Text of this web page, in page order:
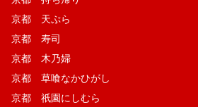
京都 天ぷら
京都 寿司
京都 木乃婦
京都 草喰なかひがし
京都 祇園にしむら